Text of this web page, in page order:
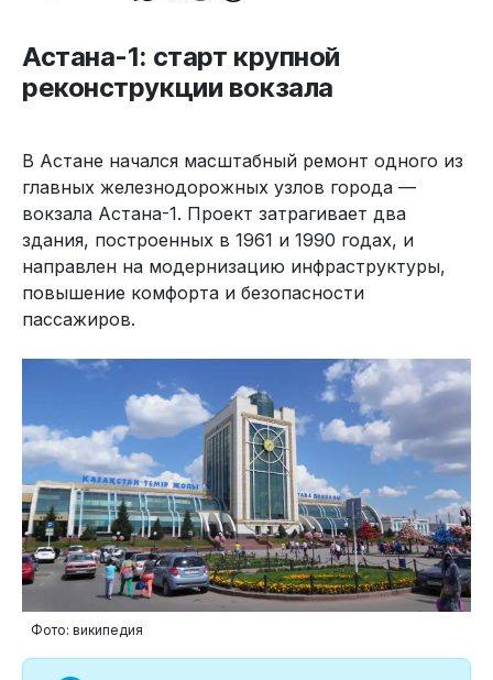
Астана-1: старт крупной
реконструкции вокзала
В Астане начался масштабный ремонт одного из
главных железнодорожных узлов города —
вокзала Астана-1. Проект затрагивает два
здания, построенных в 1961 и 1990 годах, и
направлен на модернизацию инфраструктуры,
повышение комфорта и безопасности
пассажиров.
Фото: википедия